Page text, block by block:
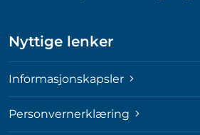
Nyttige lenker
Informasjonskapsler
Personvernerklæring